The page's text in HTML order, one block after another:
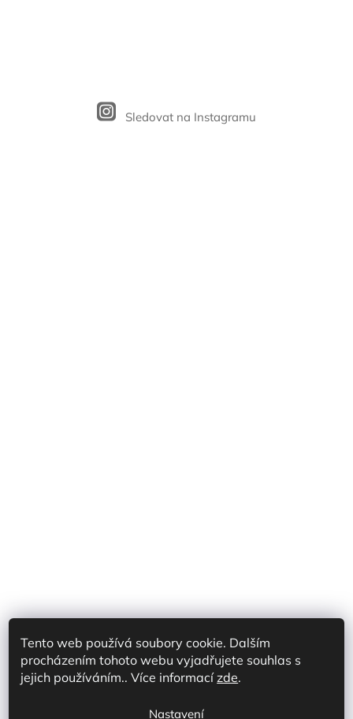
Tento web používá soubory cookie. Dalším
procházením tohoto webu vyjadřujete souhlas s
jejich používáním.. Více informacízde.
Nastavení
Sledovat na Instagramu
Shoptet Partner CZ
Shoptet Partner SK
Prodej na marketplace CZ/SK